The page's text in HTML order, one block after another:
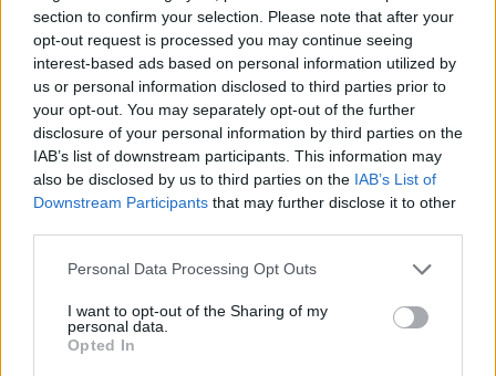
section to confirm your selection. Please note that after your
opt-out request is processed you may continue seeing
interest-based ads based on personal information utilized by
us or personal information disclosed to third parties prior to
your opt-out. You may separately opt-out of the further
disclosure of your personal information by third parties on the
IAB’s list of downstream participants. This information may
also be disclosed by us to third parties on the IAB’s List of
Downstream Participants that may further disclose it to other
Personal Data Processing Opt Outs
I want to opt-out of the Sharing of my
personal data.
Opted In